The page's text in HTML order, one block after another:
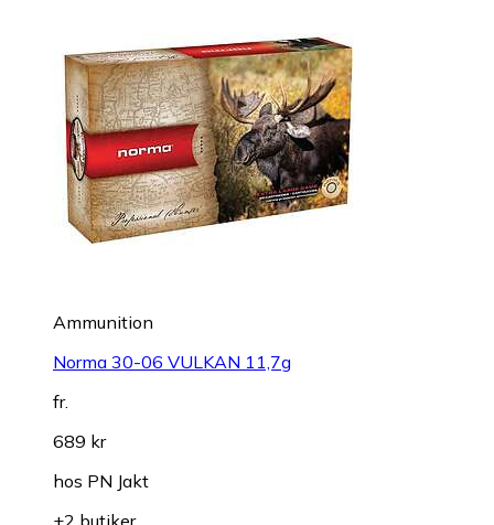
Ammunition
Norma 30-06 VULKAN 11,7g
fr.
689 kr
hos PN Jakt
+2 butiker